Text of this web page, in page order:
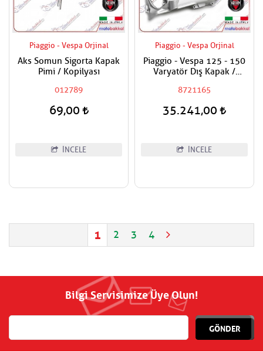
Piaggio - Vespa Orjinal
Aks Somun Sigorta Kapak
Pimi / Kopilyası
012789
69,00
İNCELE
Piaggio - Vespa Orjinal
Piaggio - Vespa 125 - 150
Varyatör Dış Kapak /
8721165
35.241,00
İNCELE
1 2 3 4
Bilgi Servisimize Üye Olun!
GÖNDER